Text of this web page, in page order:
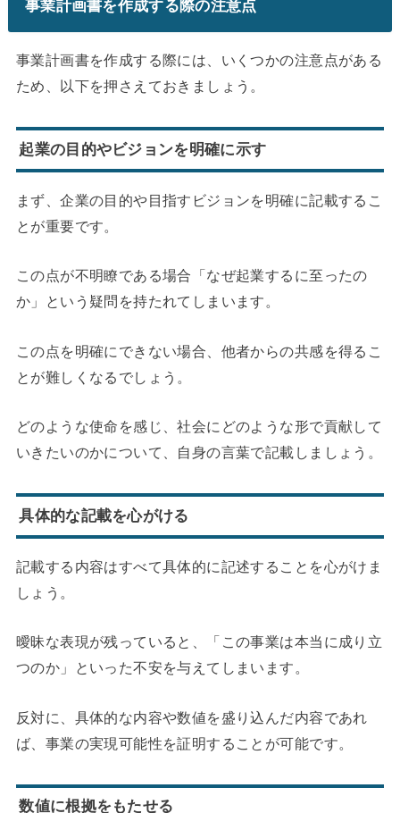
事業計画書を作成する際の注意点
事業計画書を作成する際には、いくつかの注意点がある
ため、以下を押さえておきましょう。
起業の目的やビジョンを明確に示す
まず、企業の目的や目指すビジョンを明確に記載するこ
とが重要です。
この点が不明瞭である場合「なぜ起業するに至ったの
か」という疑問を持たれてしまいます。
この点を明確にできない場合、他者からの共感を得るこ
とが難しくなるでしょう。
どのような使命を感じ、社会にどのような形で貢献して
いきたいのかについて、自身の言葉で記載しましょう。
具体的な記載を心がける
記載する内容はすべて具体的に記述することを心がけま
しょう。
曖昧な表現が残っていると、「この事業は本当に成り立
つのか」といった不安を与えてしまいます。
反対に、具体的な内容や数値を盛り込んだ内容であれ
ば、事業の実現可能性を証明することが可能です。
数値に根拠をもたせる